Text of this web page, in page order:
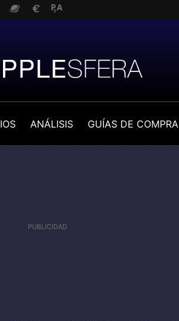
IOS ANÁLISIS GUÍAS DE COMPRA